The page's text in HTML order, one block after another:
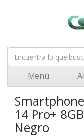
Menú
14 Pro+
Negro